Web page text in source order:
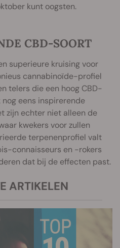
kunt oogsten.
CBD-SOORT
superieure kruising voor
cannabinoïde-profiel
telers die een hoog CBD-
eens inspirerende
zijn echter niet alleen de
kwekers voor zullen
terpenenprofiel valt
connaisseurs en -rokers
dat bij de effecten past.
ARTIKELEN